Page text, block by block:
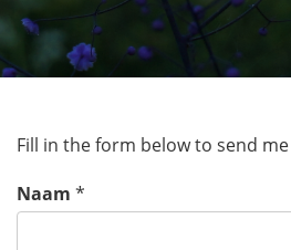
Fill in the form below to send
Naam *